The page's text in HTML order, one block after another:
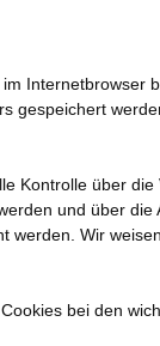
gespeichert
Kontrolle über
und über
Wir
bei den